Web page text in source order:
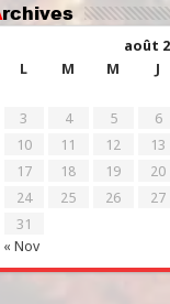
Archives
août
L
M M J
« Nov
3
4 5 6
10
11 12 13
17
18 19 20
24
25 26 27
31